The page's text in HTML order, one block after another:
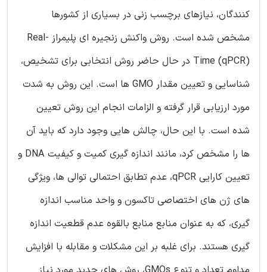
کنندگان، نیازهای برچسب زنی در بسیاری از کشورها
مشخص شده است. روش واکنش زنجیره ای پلیمراز Real-
Time (qPCR) در حال حاضر روش انتخابی برای تشخیص،
شناسایی و تعیین مقدار GMO ها است. این روش به شدت
مورد ارزیابی قرار گرفته و الزامات انجام این روش تعیین
شده است. با این حال، چالش هایی وجود دارد که باید آن
ها را مشخص کرد، مانند اندازه گیری کمیت و کیفیت DNA و
تعیین کارایی qPCR، عدم تطابق احتمالی توالی ها، ویژگی
های ژن های اختصاصی تاکسون و واحد مناسب اندازه
گیری، که به عنوان منابع منابع بالقوه عدم قطعیت اندازه
گیری هستند. برای غلبه بر این مشکلات و مقابله با افزایش